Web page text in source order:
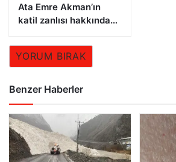
Ata Emre Akman’ın
katil zanlısı hakkında
YORUM BIRAK
Benzer Haberler